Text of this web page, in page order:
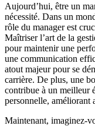
Aujourd’hui, être un
nécessité. Dans un
rôle du manager est
Maîtriser l’art de la
pour maintenir une
une communication
atout majeur pour se
carrière. De plus, une
contribue à un meilleur
personnelle, améliorant
Maintenant, imaginez-